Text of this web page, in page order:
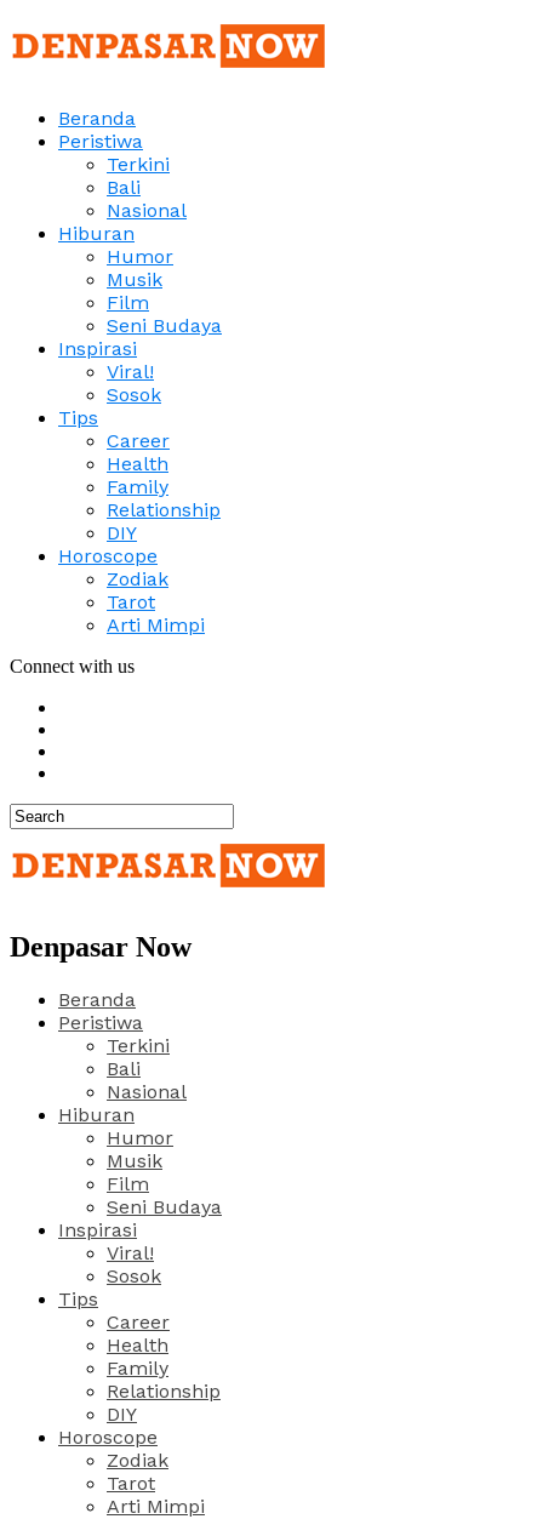
Beranda
Peristiwa
Terkini
Bali
Nasional
Hiburan
Humor
Musik
Film
Seni Budaya
Inspirasi
Viral!
Sosok
Tips
Career
Health
Family
Relationship
DIY
Horoscope
Zodiak
Tarot
Arti Mimpi
Connect with us
Denpasar Now
Beranda
Peristiwa
Terkini
Bali
Nasional
Hiburan
Humor
Musik
Film
Seni Budaya
Inspirasi
Viral!
Sosok
Tips
Career
Health
Family
Relationship
DIY
Horoscope
Zodiak
Tarot
Arti Mimpi